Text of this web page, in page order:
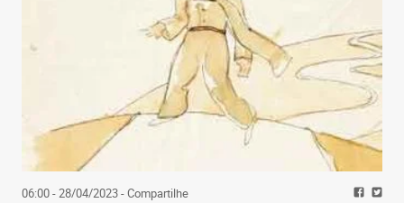
06:00 - 28/04/2023- Compartilhe